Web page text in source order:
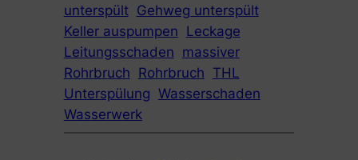
unterspült Gehweg unterspült
Keller auspumpen Leckage
Leitungsschaden massiver
Rohrbruch Rohrbruch THL
Unterspülung Wasserschaden
Wasserwerk